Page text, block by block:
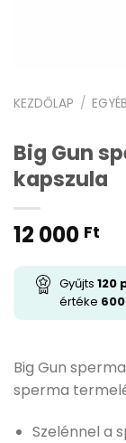
KEZDŐLAP / EGYÉB
Big Gun
kapszula
12 000 Ft
Gyűjts 120
értéke 600
Big Gun
sperma
Szelénnel a